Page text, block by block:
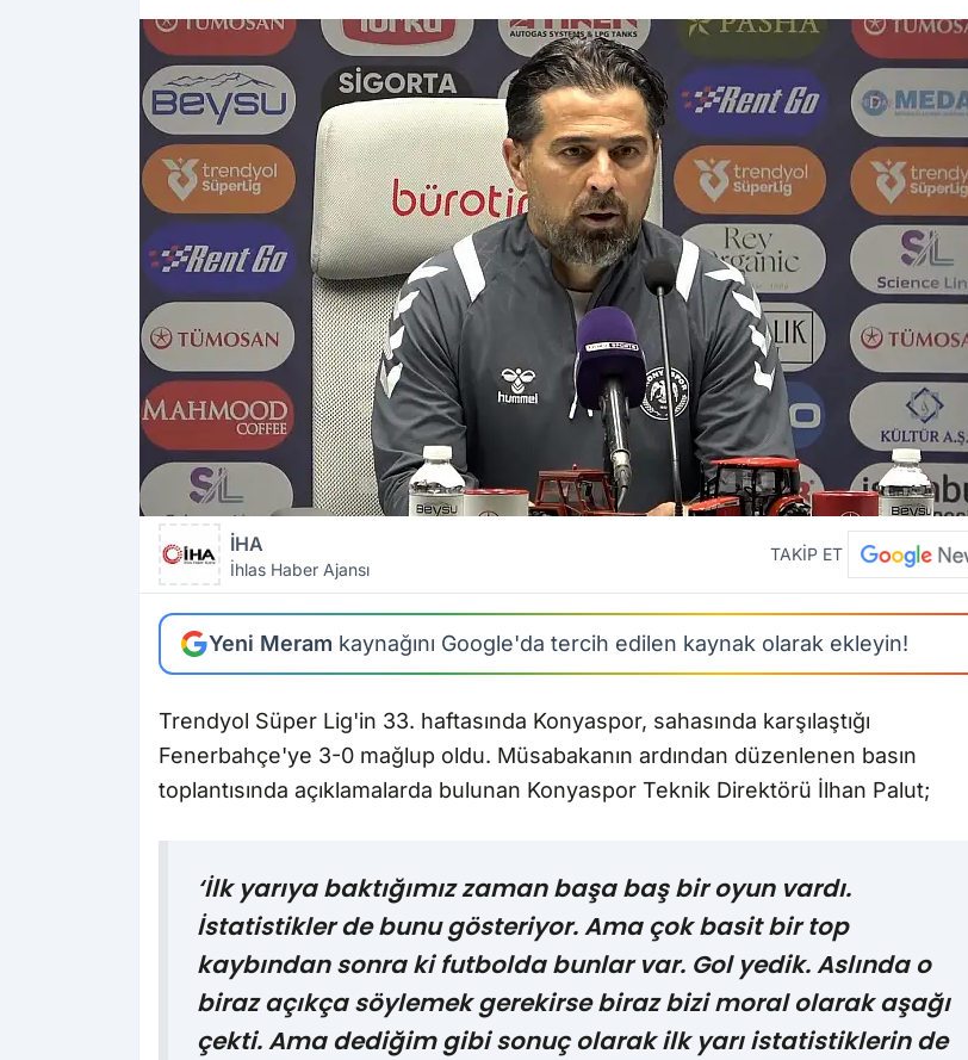
İHA
İhlas Haber Ajansı
TAKİP ET
Yeni Meram kaynağını Google'da tercih edilen kaynak olarak ekleyin!
Trendyol Süper Lig'in 33. haftasında Konyaspor, sahasında karşılaştığı
Fenerbahçe'ye 3-0 mağlup oldu. Müsabakanın ardından düzenlenen basın
toplantısında açıklamalarda bulunan Konyaspor Teknik Direktörü İlhan Palut;
‘İlk yarıya baktığımız zaman başa baş bir oyun vardı.
İstatistikler de bunu gösteriyor. Ama çok basit bir top
kaybından sonra ki futbolda bunlar var. Gol yedik. Aslında o
biraz açıkça söylemek gerekirse biraz bizi moral olarak aşağı
çekti. Ama dediğim gibi sonuç olarak ilk yarı istatistiklerin de